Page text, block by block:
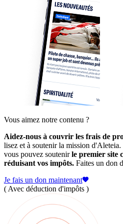
Vous aimez notre contenu ?
Aidez-nous à couvrir les frais de
lisez et à soutenir la mission
vous pouvez soutenirle premier site
réduisant vos impôts. Faites un don
Je fais un don maintenant
( Avec déduction d'impôts )